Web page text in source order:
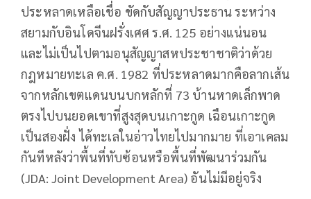
ประหลาดเหลือเชื่อ ขัดกับสัญญาประธาน ระหว่าง
สยามกับอินโดจีนฝรั่งเศศ ร.ศ. 125 อย่างแน่นอน
และไม่เป็นไปตามอนุสัญญาสหประชาชาติว่าด้วย
กฎหมายทะเล ค.ศ. 1982 ที่ประหลาดมากคือลากเส้น
จากหลักเขตแดนบนบกหลักที่ 73 บ้านหาดเล็กพาด
ตรงไปบนยอดเขาที่สูงสุดบนเกาะกูด เฉือนเกาะกูด
เป็นสองฝั่ง ได้ทะเลในอ่าวไทยไปมากมาย ที่เอาเคลม
กันทีหลังว่าพื้นที่ทับซ้อนหรือพื้นที่พัฒนาร่วมกัน
(JDA: Joint Development Area) อันไม่มีอยู่จริง